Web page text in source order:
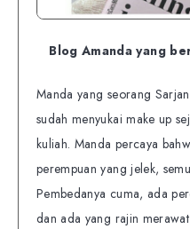
Blog Amanda yang
Manda yang seorang
sudah menyukai make up
kuliah. Manda percaya
perempuan yang jelek,
Pembedanya cuma, ada
dan ada yang rajin